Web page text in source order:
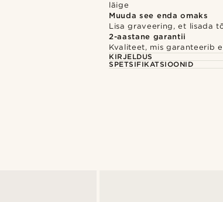
läige
Muuda see enda omaks
Lisa graveering, et lisada
2-aastane garantii
Kvaliteet, mis garanteerib
KIRJELDUS
SPETSIFIKATSIOONID